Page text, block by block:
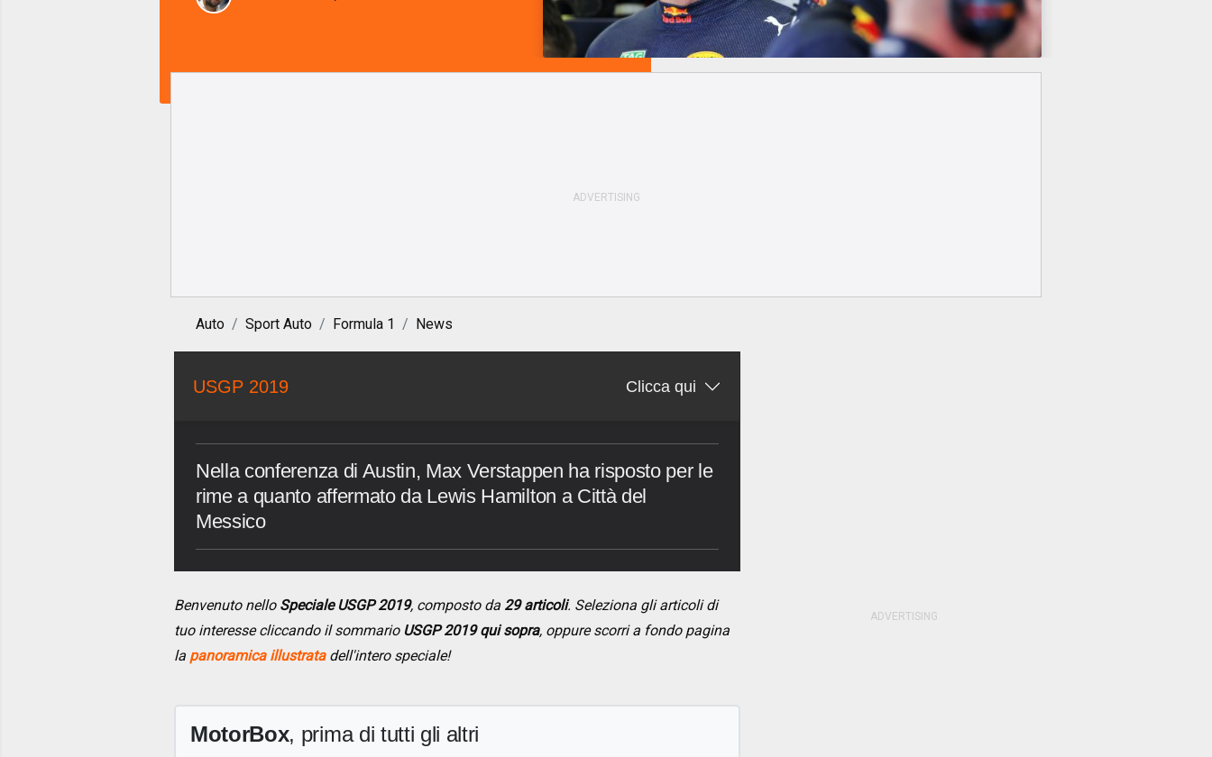
Auto Sport Auto Formula 1 News
USGP 2019 Clicca qui
Nella conferenza di Austin, Max Verstappen ha risposto per le
rime a quanto affermato da Lewis Hamilton a Città del
Messico
Benvenuto nello Speciale USGP 2019, composto da 29 articoli. Seleziona gli articoli di
tuo interesse cliccando il sommario USGP 2019 qui sopra, oppure scorri a fondo pagina
la panoramica illustratadell'intero speciale!
MotorBox, prima di tutti gli altri